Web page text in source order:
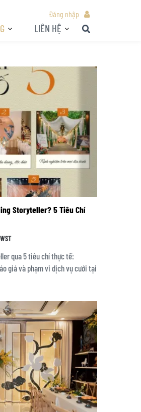
Đăng nhập
LIÊN HỆ
Storyteller? 5 Tiêu Chí
qua 5 tiêu chí thực tế:
giá và phạm vi dịch vụ cưới tại